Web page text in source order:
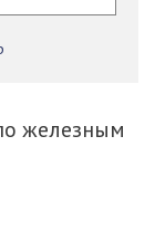
железным